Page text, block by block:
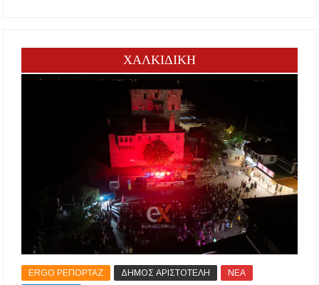
ΧΑΛΚΙΔΙΚΗ
ERGO ΡΕΠΟΡΤΑΖ ΔΗΜΟΣ ΑΡΙΣΤΟΤΕΛΗ
ΝΕΑ